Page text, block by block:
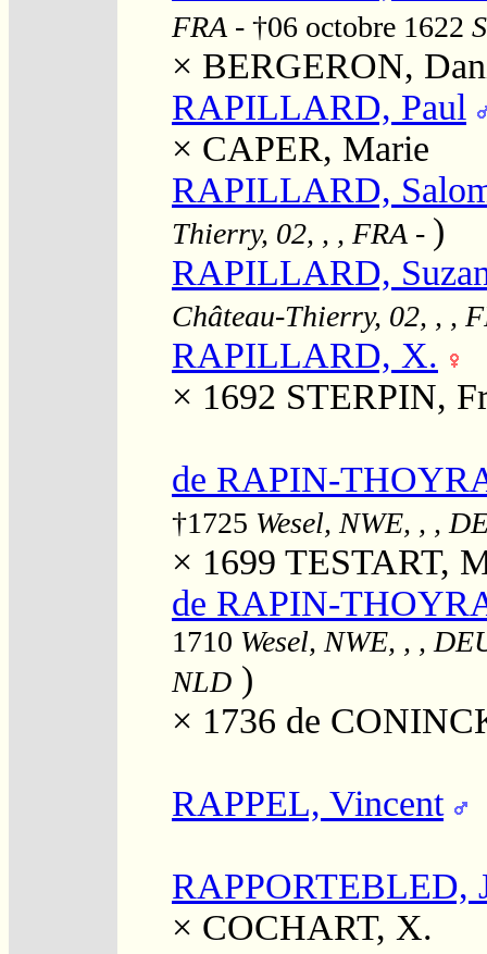
FRA - †06 octobre 1622
× BERGERON,
RAPILLARD, Paul
× CAPER, Marie
RAPILLARD,
Thierry, 02, , , FRA - )
RAPILLARD,
Château-Thierry, 02, , ,
RAPILLARD, X.
× 1692 STERPIN,
de RAPIN-
†1725 Wesel, NWE, , ,
× 1699 TESTART,
de RAPIN-
1710 Wesel, NWE, , ,
NLD )
× 1736 de
RAPPEL, Vincent
RAPPORTEBLED,
× COCHART, X.